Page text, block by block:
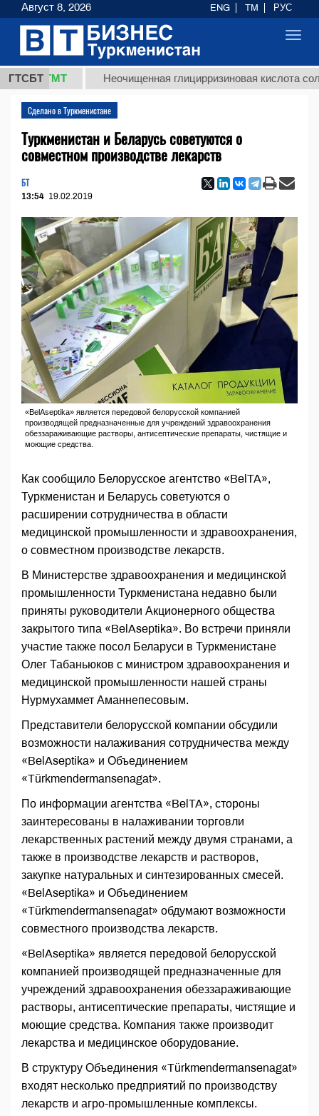
ГТСБТ
ТМТ Неочищенная глицирризиновая кислота
Сделано в Туркменистане
Туркменистан и Беларусь советуются о
совместном производстве лекарств
БТ
13:54 19.02.2019
«BelAseptika» является передовой белорусской компанией
производящей предназначенные для учреждений здравоохранения
обеззараживающие растворы, антисептические препараты, чистящие и
моющие средства.
Как сообщило Белорусское агентство «BelTA»,
Туркменистан и Беларусь советуются о
расширении сотрудничества в области
медицинской промышленности и здравоохранения,
о совместном производстве лекарств.
В Министерстве здравоохранения и медицинской
промышленности Туркменистана недавно были
приняты руководители Акционерного общества
закрытого типа «BelAseptika». Во встречи приняли
участие также посол Беларуси в Туркменистане
Олег Табаньюков с министром здравоохранения и
медицинской промышленности нашей страны
Нурмухаммет Аманнепесовым.
Представители белорусской компании обсудили
возможности налаживания сотрудничества между
«BelAseptika» и Объединением
«Türkmendermansenagat».
По информации агентства «BelTA», стороны
заинтересованы в налаживании торговли
лекарственных растений между двумя странами, а
также в производстве лекарств и растворов,
закупке натуральных и синтезированных смесей.
«BelAseptika» и Объединением
«Türkmendermansenagat» обдумают возможности
совместного производства лекарств.
«BelAseptika» является передовой белорусской
компанией производящей предназначенные для
учреждений здравоохранения обеззараживающие
растворы, антисептические препараты, чистящие и
моющие средства. Компания также производит
лекарства и медицинское оборудование.
В структуру Объединения «Türkmendermansenagat»
входят несколько предприятий по производству
лекарств и агро-промышленные комплексы.
Август 8, 2026 ENG TM РУС